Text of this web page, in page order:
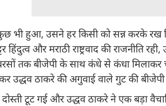
कुछ भी हुआ, उसने हर किसी को सन्न करके रख
और मराठी राष्ट्रवाद की राजनीति
तक बीजेपी के साथ कंधे से कंधा
उद्धव ठाकरे की अगुवाई वाले गुट की
टूट गई और उद्धव ठाकरे ने एक बड़ा